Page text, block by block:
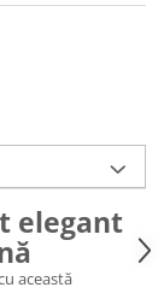
elegant
această